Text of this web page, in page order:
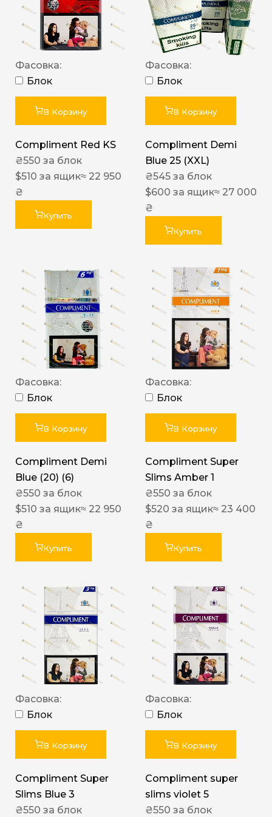
Фасовка:
Блок
В Корзину
Compliment Red KS
₴550 за блок
$510 за ящик≈ 22 950
₴
Купить
Фасовка:
Блок
В Корзину
Compliment Demi
Blue 25 (XXL)
₴545 за блок
$600 за ящик≈ 27 000
₴
Купить
Фасовка:
Блок
В Корзину
Compliment Demi
Blue (20) (6)
₴550 за блок
$510 за ящик≈ 22 950
₴
Купить
Фасовка:
Блок
В Корзину
Compliment Super
Slims Amber 1
₴550 за блок
$520 за ящик≈ 23 400
₴
Купить
Фасовка:
Блок
В Корзину
Compliment Super
Slims Blue 3
₴550 за блок
Фасовка:
Блок
В Корзину
Compliment super
slims violet 5
₴550 за блок